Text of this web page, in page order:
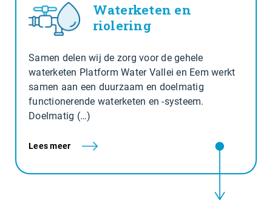
Waterketen en
riolering
Samen delen wij de zorg voor de gehele
waterketen Platform Water Vallei en Eem werkt
samen aan een duurzaam en doelmatig
functionerende waterketen en -systeem.
Doelmatig (…)
Lees meer